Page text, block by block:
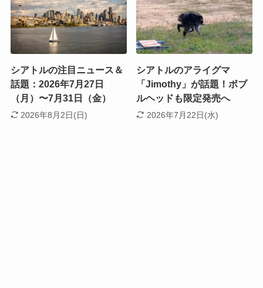
シアトルの注目ニュース＆
話題：2026年7月27日
（月）〜7月31日（金）
2026年8月2日(日)
シアトルのアライグマ
「Jimothy」が話題！ボブ
ルヘッドも限定発売へ
2026年7月22日(水)